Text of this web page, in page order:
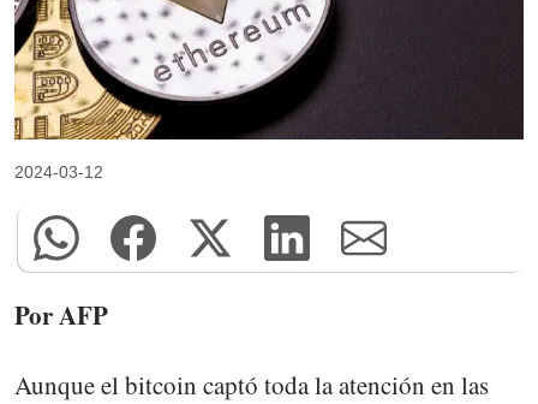
2024-03-12
Por AFP
Aunque el bitcoin captó toda la atención en las